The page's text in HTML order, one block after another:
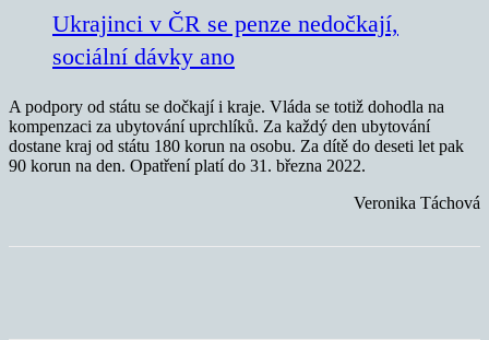
Ukrajinci v ČR se penze nedočkají,
sociální dávky ano
A podpory od státu se dočkají i kraje. Vláda se totiž dohodla na
kompenzaci za ubytování uprchlíků. Za každý den ubytování
dostane kraj od státu 180 korun na osobu. Za dítě do deseti let pak
90 korun na den. Opatření platí do 31. března 2022.
Veronika Táchová